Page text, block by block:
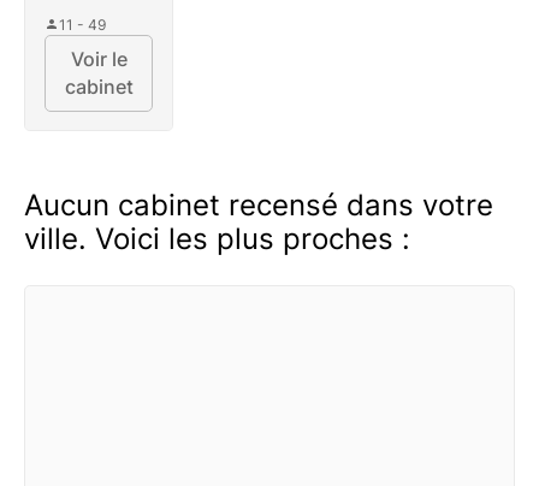
11 - 49
Voir le
cabinet
Aucun cabinet recensé dans votre
ville. Voici les plus proches :